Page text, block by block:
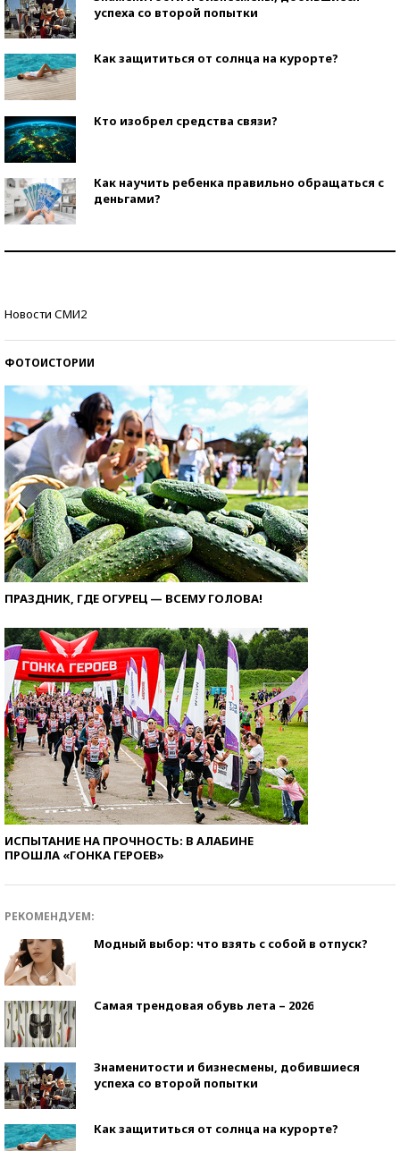
успеха со второй попытки
Как защититься от солнца на курорте?
Кто изобрел средства связи?
Как научить ребенка правильно обращаться с
деньгами?
Новости СМИ2
ФОТОИСТОРИИ
ПРАЗДНИК, ГДЕ ОГУРЕЦ — ВСЕМУ ГОЛОВА!
ИСПЫТАНИЕ НА ПРОЧНОСТЬ: В АЛАБИНЕ
ПРОШЛА «ГОНКА ГЕРОЕВ»
РЕКОМЕНДУЕМ:
Модный выбор: что взять с собой в отпуск?
Самая трендовая обувь лета – 2026
Знаменитости и бизнесмены, добившиеся
успеха со второй попытки
Как защититься от солнца на курорте?